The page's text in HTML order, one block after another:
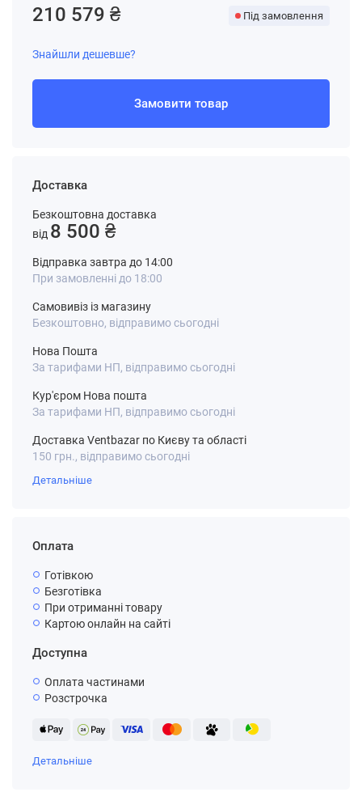
Доставка
Безкоштовна доставка
від 8 500 ₴
Відправка завтра до 14:00
При замовленні до 18:00
Самовивіз із магазину
Безкоштовно, відправимо сьогодні
Нова Пошта
За тарифами НП, відправимо сьогодні
Кур'єром Нова пошта
За тарифами НП, відправимо сьогодні
Доставка Ventbazar по Києву та області
150 грн., відправимо сьогодні
Детальніше
Оплата
Готівкою
Безготівка
При отриманні товару
Картою онлайн на сайті
Доступна
Оплата частинами
Розстрочка
Детальніше
210 579 ₴ Під замовлення
Знайшли дешевше?
Замовити товар